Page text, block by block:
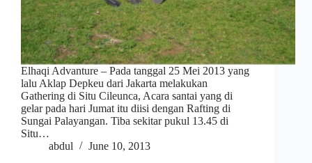
Elhaqi Advanture – Pada tanggal 25 Mei 2013 yang
lalu Aklap Depkeu dari Jakarta melakukan
Gathering di Situ Cileunca, Acara santai yang di
gelar pada hari Jumat itu diisi dengan Rafting di
Sungai Palayangan. Tiba sekitar pukul 13.45 di
Situ…
abdul
June 10, 2013